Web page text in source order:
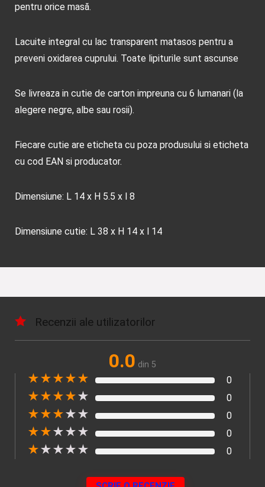
pentru orice masă.
Lacuite integral cu lac transparent matasos pentru a
preveni oxidarea cuprului. Toate lipiturile sunt ascunse
Se livreaza in cutie de carton impreuna cu 6 lumanari (la
alegere negre, albe sau rosii).
Fiecare cutie are eticheta cu poza produsului si eticheta
cu cod EAN si producator.
Dimensiune: L 14 x H 5.5 x l 8
Dimensiune cutie: L 38 x H 14 x l 14
Recenzii ale utilizatorilor
0.0 din 5
★★★★★ 0
★★★★★ 0
★★★★★ 0
★★★★★ 0
★★★★★ 0